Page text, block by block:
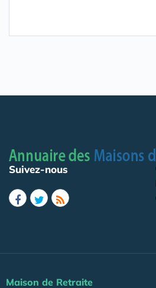
Suivez-nous
Maison de Retraite